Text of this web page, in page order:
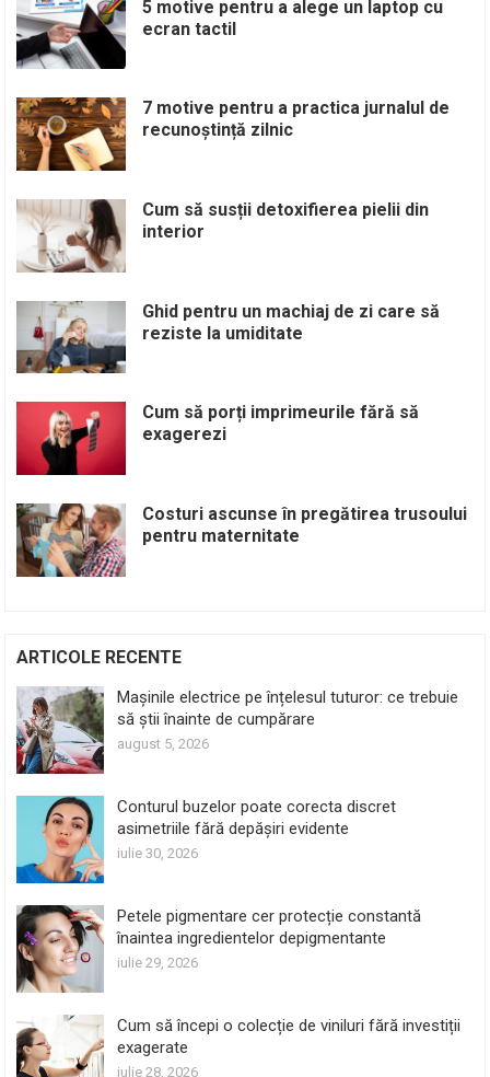
5 motive pentru a alege un laptop cu
ecran tactil
7 motive pentru a practica jurnalul de
recunoștință zilnic
Cum să susții detoxifierea pielii din
interior
Ghid pentru un machiaj de zi care să
reziste la umiditate
Cum să porți imprimeurile fără să
exagerezi
Costuri ascunse în pregătirea trusoului
pentru maternitate
ARTICOLE RECENTE
Mașinile electrice pe înțelesul tuturor: ce trebuie
să știi înainte de cumpărare
august 5, 2026
Conturul buzelor poate corecta discret
asimetriile fără depășiri evidente
iulie 30, 2026
Petele pigmentare cer protecție constantă
înaintea ingredientelor depigmentante
iulie 29, 2026
Cum să începi o colecție de viniluri fără investiții
exagerate
iulie 28, 2026